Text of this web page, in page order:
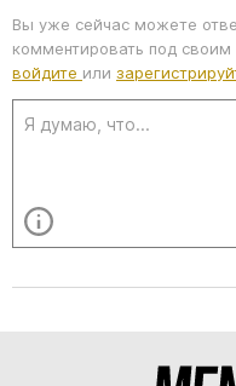
Вы уже сейчас можете
комментировать под
войдите или